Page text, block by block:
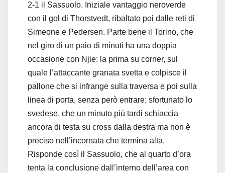
2-1 il Sassuolo. Iniziale vantaggio neroverde
con il gol di Thorstvedt, ribaltato poi dalle reti di
Simeone e Pedersen. Parte bene il Torino, che
nel giro di un paio di minuti ha una doppia
occasione con Njie: la prima su corner, sul
quale l’attaccante granata svetta e colpisce il
pallone che si infrange sulla traversa e poi sulla
linea di porta, senza però entrare; sfortunato lo
svedese, che un minuto più tardi schiaccia
ancora di testa su cross dalla destra ma non è
preciso nell’incornata che termina alta.
Risponde così il Sassuolo, che al quarto d’ora
tenta la conclusione dall’interno dell’area con